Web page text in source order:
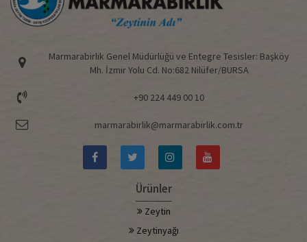
Marmarabirlik Genel Müdürlüğü ve Entegre Tesisler: Başköy
Mh. İzmir Yolu Cd. No:682 Nilüfer/BURSA
+90 224 449 00 10
marmarabirlik@marmarabirlik.com.tr
Ürünler
Zeytin
Zeytinyağı